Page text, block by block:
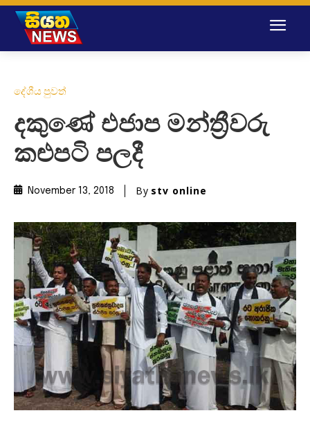
දේශීය පුවත්
දකුණේ එජාප මන්ත්‍රීවරු
කළුපටි පලදී
November 13, 2018 By stv online